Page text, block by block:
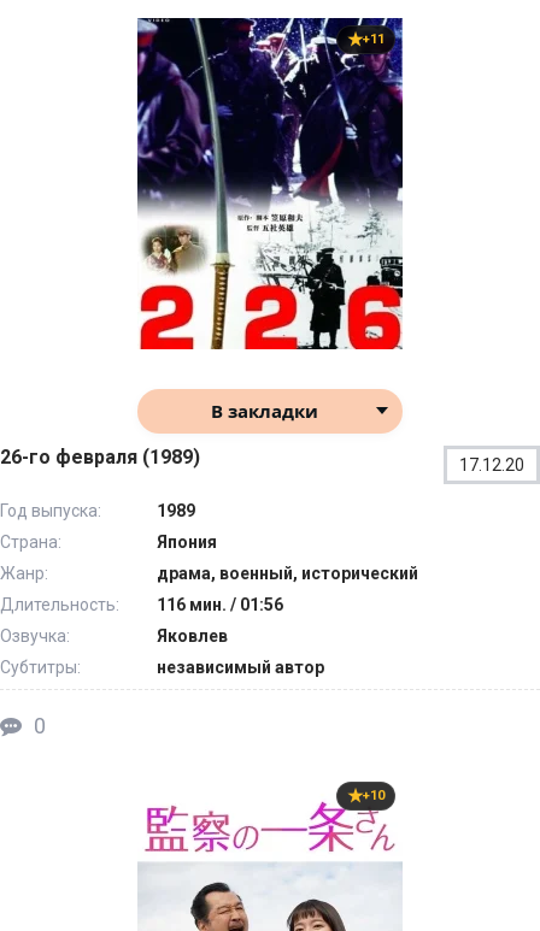
+11
В закладки
26-го февраля (1989) 17.12.20
Год выпуска:
1989
Страна:
Япония
Жанр:
драма, военный, исторический
Длительность:
116 мин. / 01:56
Озвучка:
Яковлев
Субтитры:
независимый автор
0
+10